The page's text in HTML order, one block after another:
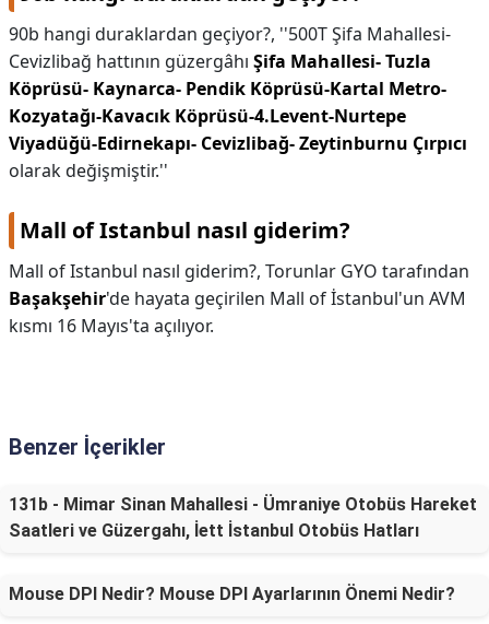
90b hangi duraklardan geçiyor?, ''500T Şifa Mahallesi-
Cevizlibağ hattının güzergâhı Şifa Mahallesi- Tuzla
Köprüsü- Kaynarca- Pendik Köprüsü-Kartal Metro-
Kozyatağı-Kavacık Köprüsü-4.Levent-Nurtepe
Viyadüğü-Edirnekapı- Cevizlibağ- Zeytinburnu Çırpıcı
olarak değişmiştir.''
Mall of Istanbul nasıl giderim?
Mall of Istanbul nasıl giderim?, Torunlar GYO tarafından
Başakşehir'de hayata geçirilen Mall of İstanbul'un AVM
kısmı 16 Mayıs'ta açılıyor.
Benzer İçerikler
131b - Mimar Sinan Mahallesi - Ümraniye Otobüs Hareket
Saatleri ve Güzergahı, İett İstanbul Otobüs Hatları
Mouse DPI Nedir? Mouse DPI Ayarlarının Önemi Nedir?